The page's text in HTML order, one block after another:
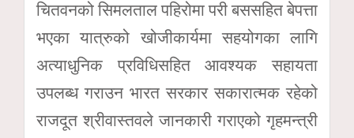
चितवनको सिमलताल पहिरोमा परी बससहित बेपत्ता
भएका यात्रुको खोजीकार्यमा सहयोगका लागि
अत्याधुनिक प्रविधिसहित आवश्यक सहायता
उपलब्ध गराउन भारत सरकार सकारात्मक रहेको
राजदूत श्रीवास्तवले जानकारी गराएको गृहमन्त्री